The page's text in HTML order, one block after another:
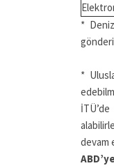
*
*
devam